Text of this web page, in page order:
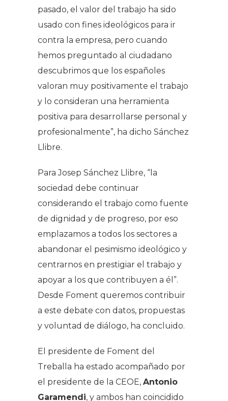
pasado, el valor del trabajo ha sido
usado con fines ideológicos para ir
contra la empresa, pero cuando
hemos preguntado al ciudadano
descubrimos que los españoles
valoran muy positivamente el trabajo
y lo consideran una herramienta
positiva para desarrollarse personal y
profesionalmente”, ha dicho Sánchez
Llibre.
Para Josep Sánchez Llibre, “la
sociedad debe continuar
considerando el trabajo como fuente
de dignidad y de progreso, por eso
emplazamos a todos los sectores a
abandonar el pesimismo ideológico y
centrarnos en prestigiar el trabajo y
apoyar a los que contribuyen a él”.
Desde Foment queremos contribuir
a este debate con datos, propuestas
y voluntad de diálogo, ha concluido.
El presidente de Foment del
Treballa ha estado acompañado por
el presidente de la CEOE, Antonio
Garamendi, y ambos han coincidido